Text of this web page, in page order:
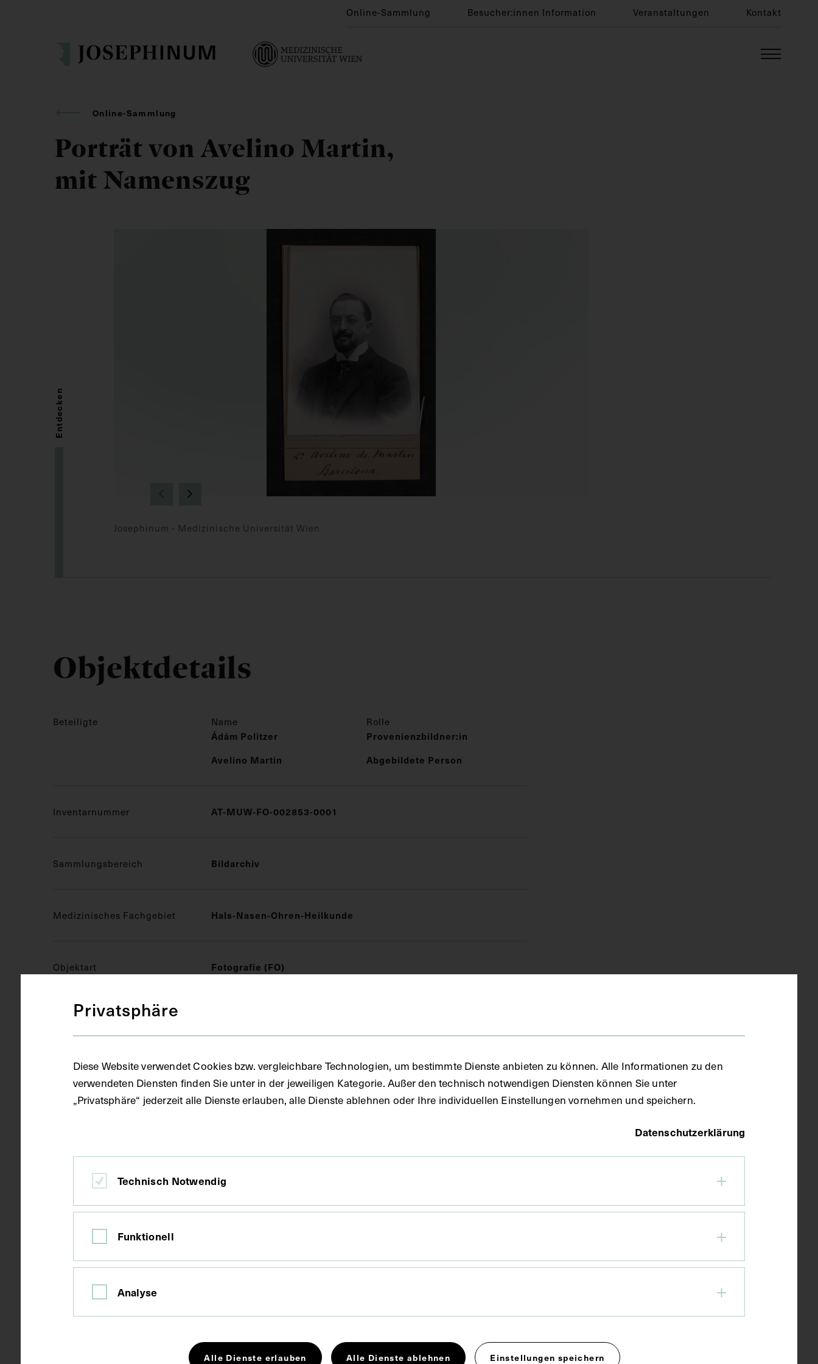
Online-Sammlung Besucher:innen Information Veranstaltungen Kontakt
Online-Sammlung
Porträt von Avelino Martin,
mit Namenszug
Josephinum - Medizinische Universität Wien
Entdecken
Objektdetails
Beteiligte Name Rolle
Ádám Politzer
Provenienzbildner:in
Avelino Martin
Abgebildete Person
Inventarnummer AT-MUW-FO-002853-0001
Sammlungsbereich Bildarchiv
Medizinisches Fachgebiet Hals-Nasen-Ohren-Heilkunde
Objektart Fotografie (FO)
Gegenstand
Datierung um 1890
Das Bild stammt vermutlich aus der Sammlung Adam Politzer.
Privatsphäre
Diese Website verwendet Cookies bzw. vergleichbare Technologien, um bestimmte Dienste anbieten zu können. Alle Informationen zu den
verwendeten Diensten finden Sie unter in der jeweiligen Kategorie. Außer den technisch notwendigen Diensten können Sie unter
„Privatsphäre“ jederzeit alle Dienste erlauben, alle Dienste ablehnen oder Ihre individuellen Einstellungen vornehmen und speichern.
Datenschutzerklärung
Technisch Notwendig
Funktionell
Analyse
Alle Dienste erlauben Alle Dienste ablehnen Einstellungen speichern